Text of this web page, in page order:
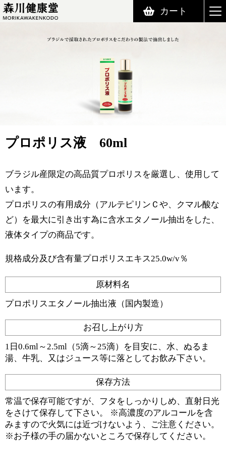
カート
プロポリス液 60ml
ブラジル産限定の高品質プロポリスを厳選し、使用して
います。
プロポリスの有用成分（アルテピリンＣや、クマル酸な
ど）を最大に引き出す為に含水エタノール抽出をした、
液体タイプの商品です。
規格成分及び含有量プロポリスエキス25.0w/v％
原材料名
プロポリスエタノール抽出液（国内製造）
お召し上がり方
1日0.6ml～2.5ml（5滴～25滴）を目安に、水、ぬるま
湯、牛乳、又はジュース等に落としてお飲み下さい。
保存方法
常温で保存可能ですが、フタをしっかりしめ、直射日光
をさけて保存して下さい。 ※高濃度のアルコールを含
みますので火気には近づけないよう、ご注意ください。
※お子様の手の届かないところで保存してください。